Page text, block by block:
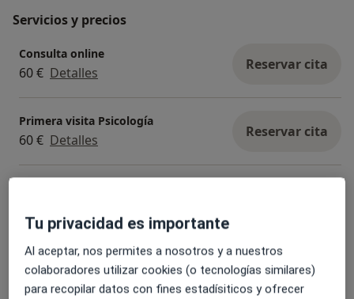
Servicios y precios
Consulta online
60 € Detalles Reservar cita
Primera visita Psicología
60 € Detalles Reservar cita
Diagnóstico y tratamiento para trastornos de ansiedad
60 € Detalles
Tu privacidad es importante
Al aceptar, nos permites a nosotros y a nuestros
colaboradores utilizar cookies (o tecnologías similares)
para recopilar datos con fines estadísiticos y ofrecer